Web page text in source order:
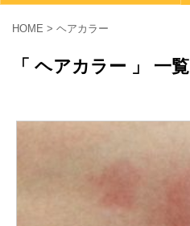
HOME > ヘアカラー
「 ヘアカラー 」 一覧